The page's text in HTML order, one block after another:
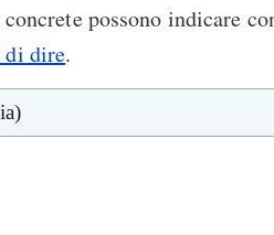
possono indicare
di dire.